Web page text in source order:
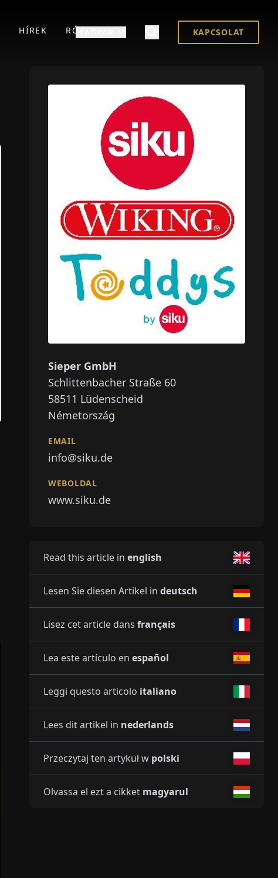
HÍREK RÓLUNK KAPCSOLAT
Sieper GmbH
Schlittenbacher Straße 60
58511 Lüdenscheid
Németország
EMAIL
info@siku.de
WEBOLDAL
www.siku.de
Read this article in english
Lesen Sie diesen Artikel in deutsch
Lisez cet article dans français
Lea este artículo en español
Leggi questo articolo italiano
Lees dit artikel in nederlands
Przeczytaj ten artykuł w polski
Olvassa el ezt a cikket magyarul